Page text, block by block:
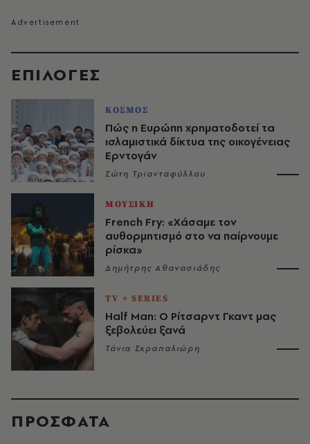
EΠΙΛΟΓΈΣ
ΚΟΣΜΟΣ
Πώς η Ευρώπη χρηματοδοτεί τα
ισλαμιστικά δίκτυα της οικογένειας
Ερντογάν
Σώτη Τριανταφύλλου
ΜΟΥΣΙΚΗ
French Fry: «Χάσαμε τον
αυθορμητισμό στο να παίρνουμε
ρίσκα»
Δημήτρης Αθανασιάδης
TV + SERIES
Half Man: Ο Ρίτσαρντ Γκαντ μας
ξεβολεύει ξανά
Τάνια Σκραπαλιώρη
ΠΡΟΣΦΑΤΑ